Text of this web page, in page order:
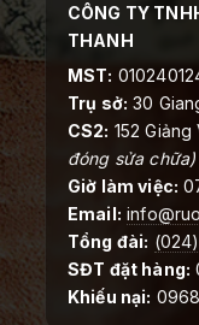
CÔNG TY
THANH
MST:
Trụ sở: 30
CS2: 152
đóng sửa chữa)
Giờ làm việc:
Email:
Tổng đài:
SĐT đặt hàng:
Khiếu nại: